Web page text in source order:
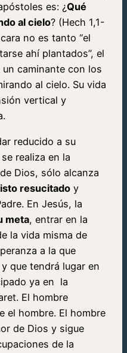
es: ¿Qué
al cielo? (Hech 1,1-
no es tanto “el
ahí plantados”, el
caminante con los
al cielo. Su vida
vertical y
reducido a su
realiza en la
Dios, sólo alcanza
resucitado y
En Jesús, la
meta, entrar en la
la vida misma de
a la que
que tendrá lugar en
ya en la
El hombre
el hombre. El hombre
de Dios y sigue
de la